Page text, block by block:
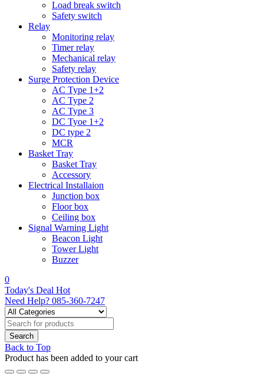
Load break switch
Safety switch
Relay
Monitoring relay
Timer relay
Mechanical relay
Safety relay
Surge Protection Device
AC Type 1+2
AC Type 2
AC Type 3
DC Tyoe 1+2
DC type 2
MCR
Basket Tray
Basket Tray
Accessory
Electrical Installaion
Junction box
Floor box
Ceiling box
Signal Warning Light
Beacon Light
Tower Light
Buzzer
0
Today's Deal Hot
Need Help? 085-360-7247
Back to Top
Product has been added to your cart